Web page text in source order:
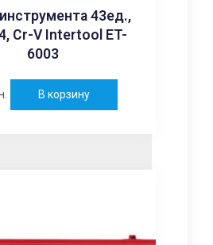
43ед.,
Cr-V Intertool ET-
6003
В корзину